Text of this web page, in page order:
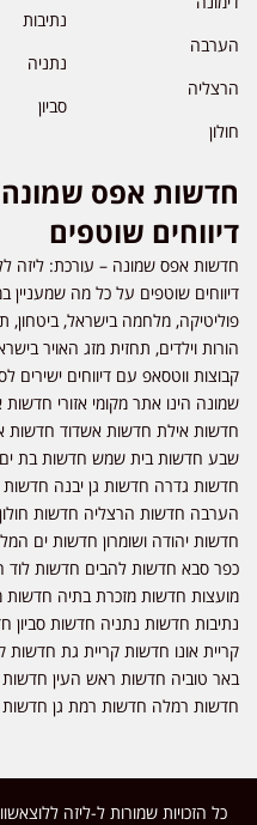
הערבה
הרצליה
חולון
נתיבות
נתניה
סביון
דיווחים שוטפים
חדשות אפס שמונה – עורכת: ליזה
דיווחים שוטפים על כל מה שמעניין
פוליטיקה, מלחמה בישראל, ביטחון,
הורות וילדים, תחזית מזג האויר
קבוצות ווטסאפ עם דיווחים ישירים
שמונה הינו אתר מקומי אזורי
חדשות אילת חדשות אשדוד חדשות
שבע חדשות בית שמש חדשות בת
חדשות גדרה חדשות גן יבנה חדשות
הערבה חדשות הרצליה חדשות חולון
חדשות יהודה ושומרון חדשות ים
כפר סבא חדשות להבים חדשות לוד
מועצות חדשות מזכרת בתיה חדשות
נתיבות חדשות נתניה חדשות
קריית אונו חדשות קריית גת חדשות
באר טוביה חדשות ראש העין חדשות
חדשות רמלה חדשות רמת גן
כל הזכויות שמורות ל-ליזה